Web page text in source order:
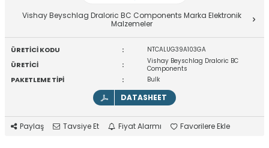
Vishay Beyschlag Draloric BC Components Marka Elektronik
Malzemeler
ÜRETİCİ KODU : NTCALUG39A103GA
ÜRETİCİ :
Vishay Beyschlag Draloric BC
Components
PAKETLEME TİPİ : Bulk
DATASHEET
Paylaş Tavsiye Et Fiyat Alarmı Favorilere Ekle